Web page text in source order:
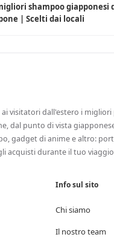
shampoo giapponesi
| Scelti dai locali
ai visitatori dall'estero i
dal punto di vista
gadget di anime e altro:
acquisti durante il tuo
Info sul sito
Chi siamo
Il nostro team